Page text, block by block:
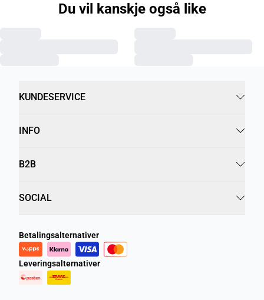
Du vil kanskje også like
KUNDESERVICE
INFO
B2B
SOCIAL
Betalingsalternativer
Leveringsalternativer